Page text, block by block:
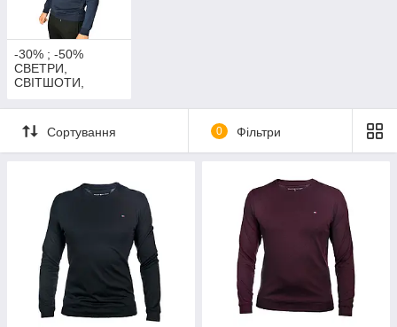
-30% ; -50%
СВЕТРИ,
СВІТШОТИ,
чоловічі
Сортування
0 Фільтри